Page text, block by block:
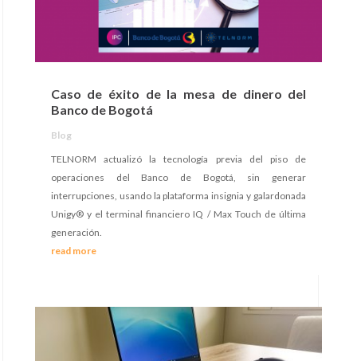
Caso de éxito de la mesa de dinero del
Banco de Bogotá
Blog
TELNORM actualizó la tecnología previa del piso de
operaciones del Banco de Bogotá, sin generar
interrupciones, usando la plataforma insignia y galardonada
Unigy® y el terminal financiero IQ / Max Touch de última
generación.
read more